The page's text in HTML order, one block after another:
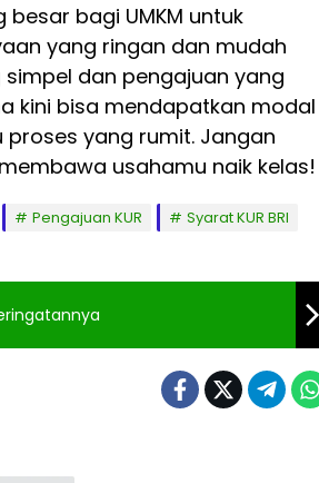
bagi UMKM untuk
yang ringan dan mudah
simpel dan pengajuan yang
kini bisa mendapatkan modal
yang rumit. Jangan
usahamu naik kelas!
Pengajuan KUR
Syarat KUR BRI